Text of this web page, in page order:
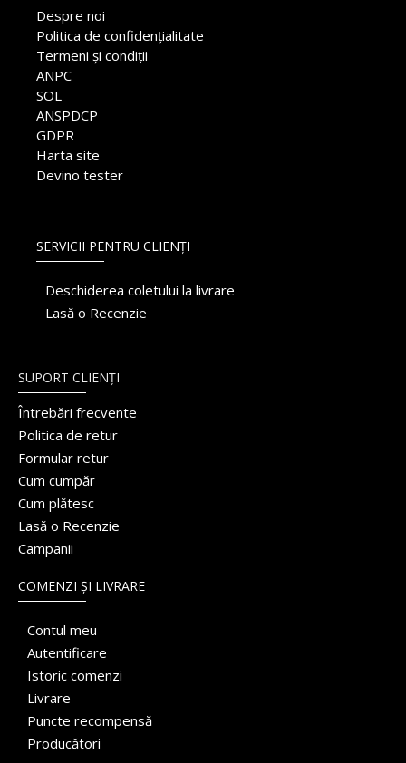
Despre noi
Politica de confidențialitate
Termeni și condiții
ANPC
SOL
ANSPDCP
GDPR
Harta site
Devino tester
SERVICII PENTRU CLIENȚI
Deschiderea coletului la livrare
Lasă o Recenzie
SUPORT CLIENȚI
Întrebări frecvente
Politica de retur
Formular retur
Cum cumpăr
Cum plătesc
Lasă o Recenzie
Campanii
COMENZI ȘI LIVRARE
Contul meu
Autentificare
Istoric comenzi
Livrare
Puncte recompensă
Producători